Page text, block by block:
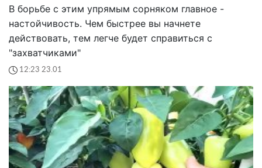
В борьбе с этим упрямым сорняком главное -
настойчивость. Чем быстрее вы начнете
действовать, тем легче будет справиться с
"захватчиками"
12:23 23.01